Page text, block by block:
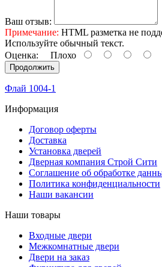
Ваш отзыв:
Примечание: HTML разметка не
Используйте обычный текст.
Оценка: Плохо
Продолжить
Флай 1004-1
Информация
Договор оферты
Доставка
Установка дверей
Дверная компания Строй Сити
Соглашение об обработке
Политика конфиденциальности
Наши вакансии
Наши товары
Входные двери
Межкомнатные двери
Двери на заказ